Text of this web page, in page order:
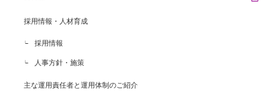
採用情報・人材育成
採用情報
人事方針・施策
主な運用責任者と運用体制のご紹介